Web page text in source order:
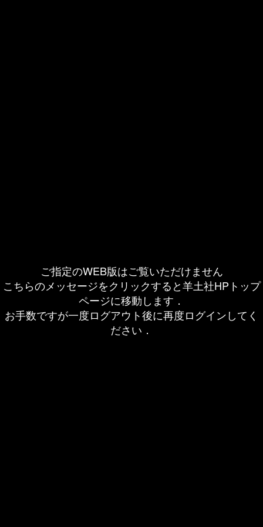
ご指定のWEB版はご覧いただけません
こちらのメッセージをクリックすると羊土社HPトップ
ページに移動します．
お手数ですが一度ログアウト後に再度ログインしてく
ださい．